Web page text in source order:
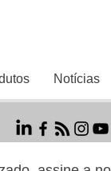
Notícias